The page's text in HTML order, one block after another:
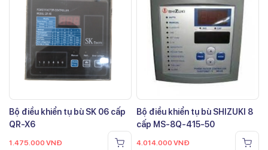
Bộ điều khiển tụ bù SK 06 cấp
QR-X6
1.475.000 VNĐ
Bộ điều khiển tụ bù SHIZUKI 8
cấp MS-8Q-415-50
4.014.000 VNĐ